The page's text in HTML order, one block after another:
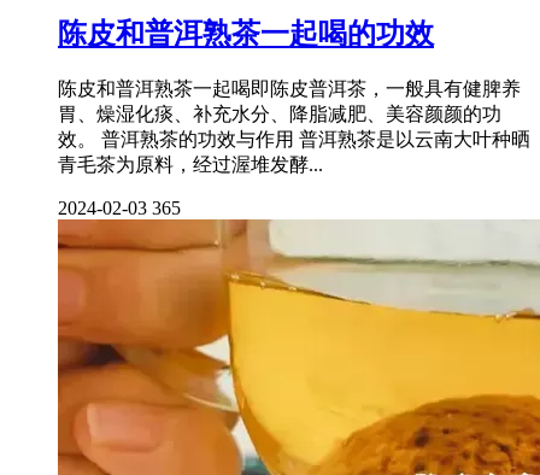
陈皮和普洱熟茶一起喝的功效
陈皮和普洱熟茶一起喝即陈皮普洱茶，一般具有健脾养
胃、燥湿化痰、补充水分、降脂减肥、美容颜颜的功
效。 普洱熟茶的功效与作用 普洱熟茶是以云南大叶种晒
青毛茶为原料，经过渥堆发酵...
2024-02-03 365